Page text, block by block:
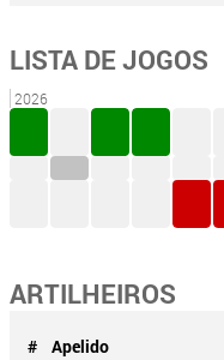
LISTA DE JOGOS
2026
ARTILHEIROS
# Apelido